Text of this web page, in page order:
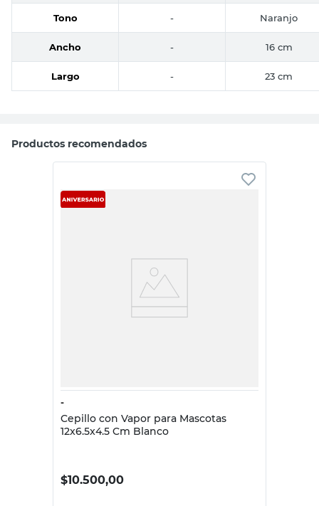
Tono - Naranjo
Ancho - 16 cm
Largo - 23 cm
Productos recomendados
-
Cepillo con Vapor para Mascotas
12x6.5x4.5 Cm Blanco
$10.500,00